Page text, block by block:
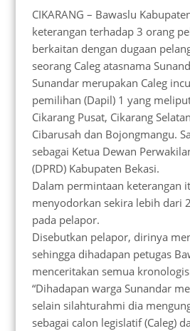
CIKARANG – Bawaslu
keterangan terhadap 3 orang
berkaitan dengan dugaan
seorang Caleg atasnama
Sunandar merupakan Caleg
pemilihan (Dapil) 1 yang
Cikarang Pusat, Cikarang
Cibarusah dan Bojongmangu.
sebagai Ketua Dewan
(DPRD) Kabupaten Bekasi.
Dalam permintaan keterangan
menyodorkan sekira lebih dari
pada pelapor.
Disebutkan pelapor, dirinya
sehingga dihadapan petugas
menceritakan semua
“Dihadapan warga Sunandar
selain silahturahmi dia
sebagai calon legislatif (Caleg)